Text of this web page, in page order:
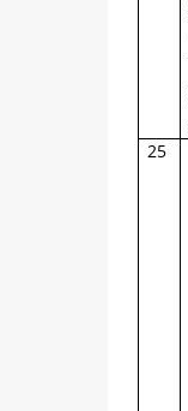
25